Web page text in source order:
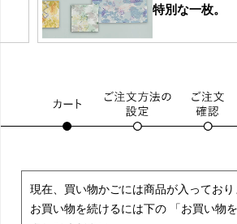
特別な一枚。
現在、買い物かごには商品が入っており
お買い物を続けるには下の 「お買い物